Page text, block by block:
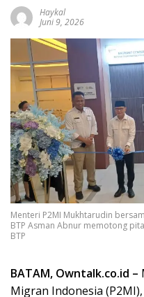
Haykal
Juni 9, 2026
Menteri P2MI Mukhtarudin
BTP Asman Abnur memotong
BTP
BATAM, Owntalk.co.id –
Migran Indonesia